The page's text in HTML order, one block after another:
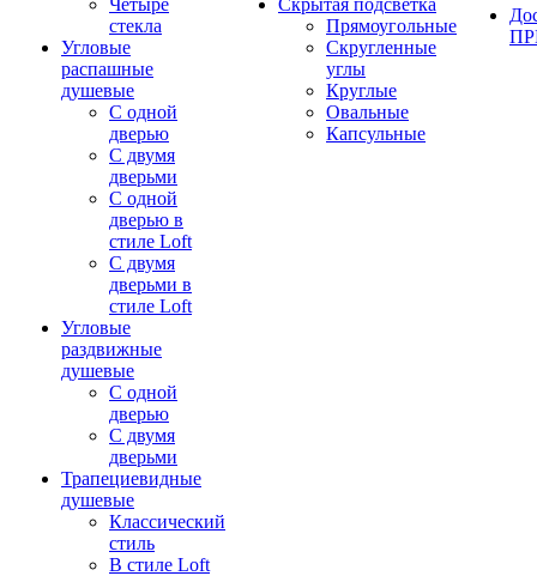
Четыре
стекла
Угловые
распашные
душевые
С одной
дверью
С двумя
дверьми
С одной
дверью в
стиле Loft
С двумя
дверьми в
стиле Loft
Угловые
раздвижные
душевые
С одной
дверью
С двумя
дверьми
Трапециевидные
душевые
Классический
стиль
В стиле Loft
Скрытая подсветка
Прямоугольные
Скругленные
углы
Круглые
Овальные
Капсульные